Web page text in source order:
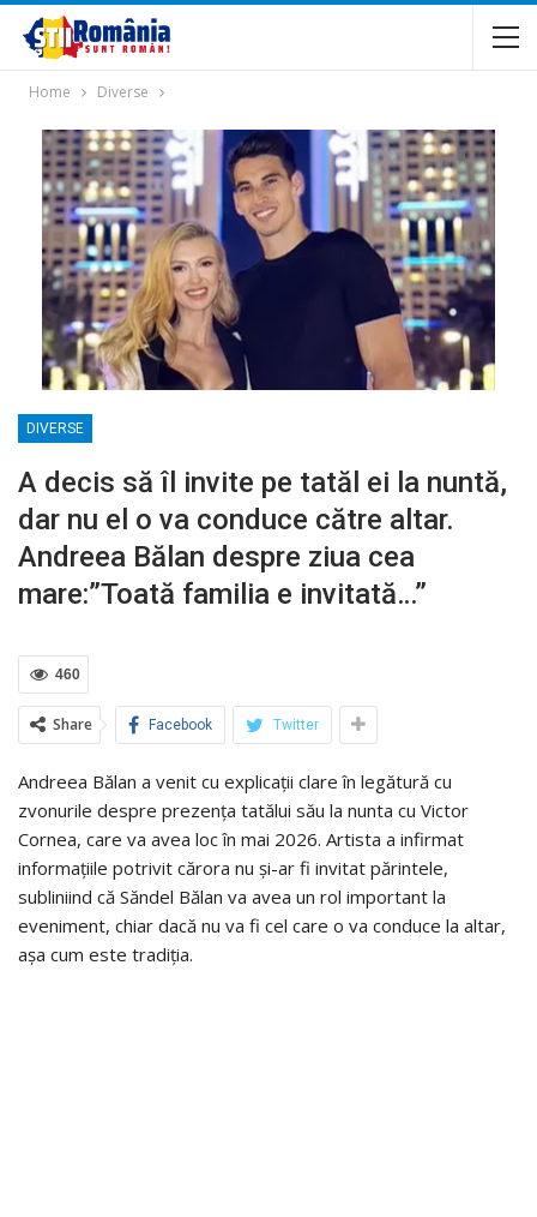
Home Diverse
DIVERSE
A decis să îl invite pe tatăl ei la nuntă,
dar nu el o va conduce către altar.
Andreea Bălan despre ziua cea
mare:”Toată familia e invitată…”
460
Share Facebook Twitter
Andreea Bălan a venit cu explicații clare în legătură cu
zvonurile despre prezența tatălui său la nunta cu Victor
Cornea, care va avea loc în mai 2026. Artista a infirmat
informațiile potrivit cărora nu și-ar fi invitat părintele,
subliniind că Săndel Bălan va avea un rol important la
eveniment, chiar dacă nu va fi cel care o va conduce la altar,
așa cum este tradiția.